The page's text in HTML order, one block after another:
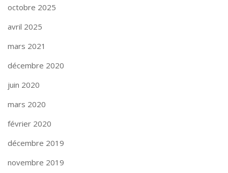
octobre 2025
avril 2025
mars 2021
décembre 2020
juin 2020
mars 2020
février 2020
décembre 2019
novembre 2019